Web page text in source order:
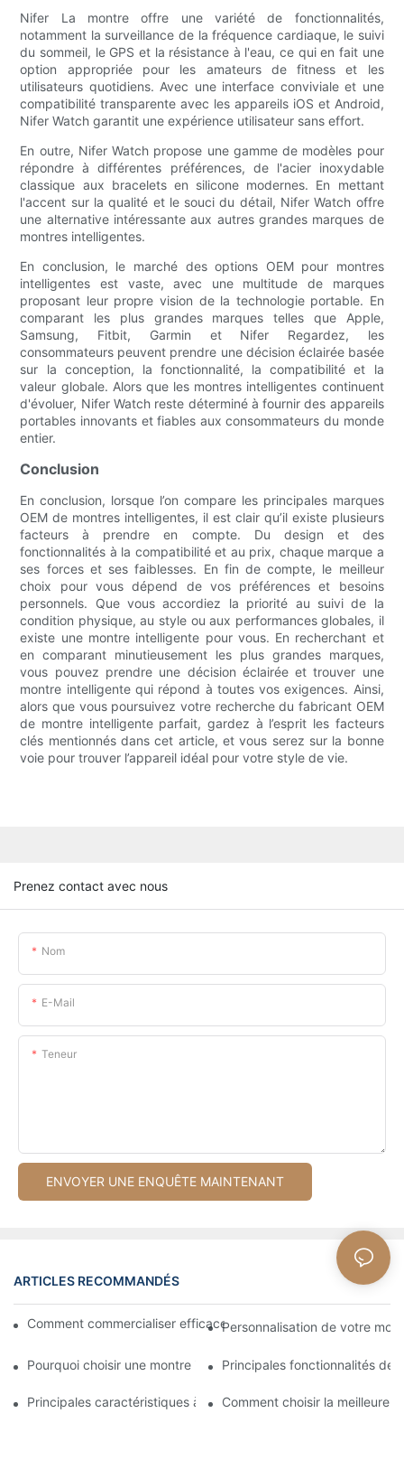
Nifer La montre offre une variété de fonctionnalités,
notamment la surveillance de la fréquence cardiaque, le suivi
du sommeil, le GPS et la résistance à l'eau, ce qui en fait une
option appropriée pour les amateurs de fitness et les
utilisateurs quotidiens. Avec une interface conviviale et une
compatibilité transparente avec les appareils iOS et Android,
Nifer Watch garantit une expérience utilisateur sans effort.
En outre, Nifer Watch propose une gamme de modèles pour
répondre à différentes préférences, de l'acier inoxydable
classique aux bracelets en silicone modernes. En mettant
l'accent sur la qualité et le souci du détail, Nifer Watch offre
une alternative intéressante aux autres grandes marques de
montres intelligentes.
En conclusion, le marché des options OEM pour montres
intelligentes est vaste, avec une multitude de marques
proposant leur propre vision de la technologie portable. En
comparant les plus grandes marques telles que Apple,
Samsung, Fitbit, Garmin et Nifer Regardez, les
consommateurs peuvent prendre une décision éclairée basée
sur la conception, la fonctionnalité, la compatibilité et la
valeur globale. Alors que les montres intelligentes continuent
d'évoluer, Nifer Watch reste déterminé à fournir des appareils
portables innovants et fiables aux consommateurs du monde
entier.
Conclusion
En conclusion, lorsque l’on compare les principales marques
OEM de montres intelligentes, il est clair qu’il existe plusieurs
facteurs à prendre en compte. Du design et des
fonctionnalités à la compatibilité et au prix, chaque marque a
ses forces et ses faiblesses. En fin de compte, le meilleur
choix pour vous dépend de vos préférences et besoins
personnels. Que vous accordiez la priorité au suivi de la
condition physique, au style ou aux performances globales, il
existe une montre intelligente pour vous. En recherchant et
en comparant minutieusement les plus grandes marques,
vous pouvez prendre une décision éclairée et trouver une
montre intelligente qui répond à toutes vos exigences. Ainsi,
alors que vous poursuivez votre recherche du fabricant OEM
de montre intelligente parfait, gardez à l’esprit les facteurs
clés mentionnés dans cet article, et vous serez sur la bonne
voie pour trouver l’appareil idéal pour votre style de vie.
Prenez contact avec nous
Nom
E-Mail
Teneur
ENVOYER UNE ENQUÊTE MAINTENANT
ARTICLES RECOMMANDÉS
Comment commercialiser efficacement votre montre
Personnalisation de votre
Pourquoi choisir une montre intelligente OEM pour votre
Principales fonctionnalités de
Principales caractéristiques à rechercher dans une montre
Comment choisir la meilleure